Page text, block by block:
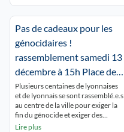
seule 4% de la terre est cultivée par
des palestiniens […]
Pas de cadeaux pour les
génocidaires !
rassemblement samedi 13
décembre à 15h Place de
la République lyon 2
Plusieurs centaines de lyonnaises
et de lyonnais se sont rassemblé.e.s
au centre de la ville pour exiger la
fin du génocide et exiger des
sanctions ontre Israël, car Macron
Lire plus